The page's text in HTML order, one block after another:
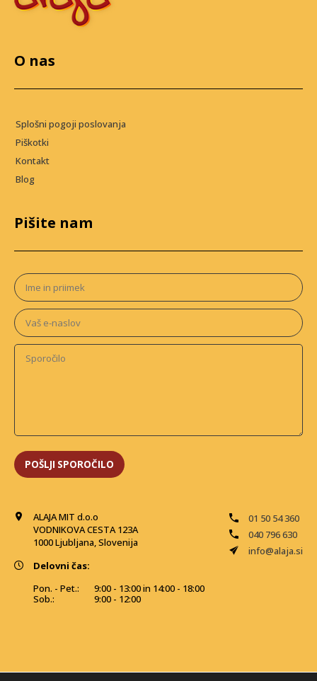
ALAJA MIT d.o.o
VODNIKOVA CESTA 123A
1000 Ljubljana, Slovenija
01 50 54 360
040 796 630
info@alaja.si
Delovni čas:
Pon. - Pet.:
Sob.:
9:00 - 13:00 in 14:00 - 18:00
9:00 - 12:00
O nas
Splošni pogoji poslovanja
Piškotki
Kontakt
Blog
Pišite nam